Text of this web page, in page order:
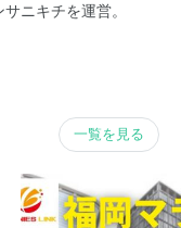
ニキチを運営。
一覧を見る